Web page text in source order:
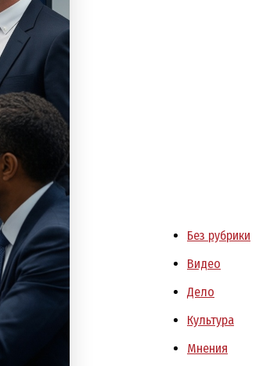
Без рубрики
Видео
Дело
Культура
Мнения